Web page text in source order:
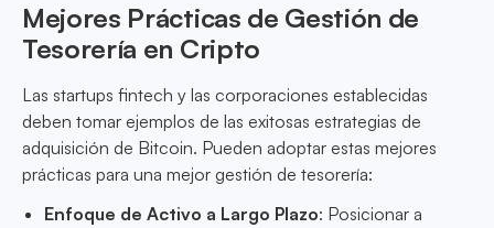
Mejores Prácticas de Gestión de
Tesorería en Cripto
Las startups fintech y las corporaciones establecidas
deben tomar ejemplos de las exitosas estrategias de
adquisición de Bitcoin. Pueden adoptar estas mejores
prácticas para una mejor gestión de tesorería:
Enfoque de Activo a Largo Plazo: Posicionar a